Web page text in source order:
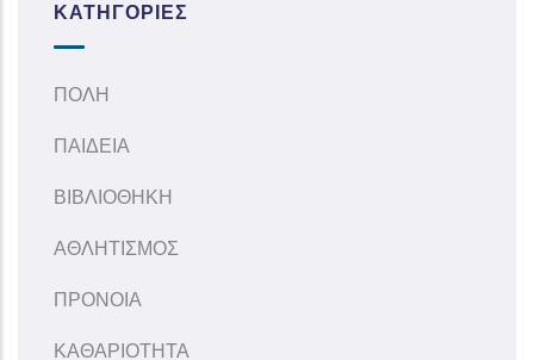
ΚΑΤΗΓΟΡΊΕΣ
ΠΟΛΗ
ΠΑΙΔΕΙΑ
ΒΙΒΛΙΟΘΗΚΗ
ΑΘΛΗΤΙΣΜΟΣ
ΠΡΟΝΟΙΑ
ΚΑΘΑΡΙΟΤΗΤΑ